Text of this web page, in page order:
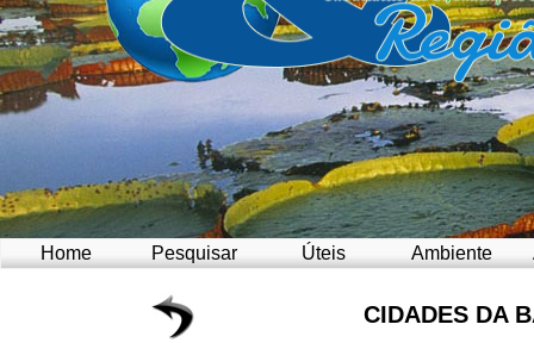
Home Pesquisar Úteis Ambiente
CIDADES DA